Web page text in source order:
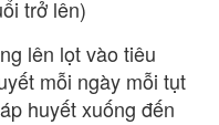
trở lên)
lên lọt vào tiêu
mỗi ngày mỗi tụt
huyết xuống đến